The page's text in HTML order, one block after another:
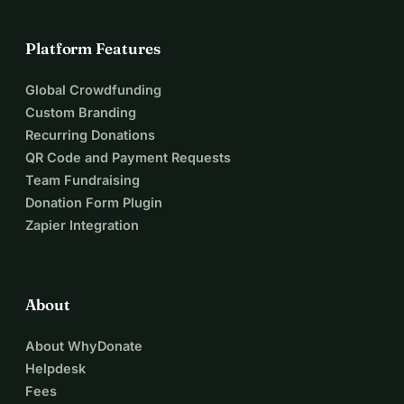
Platform Features
Global Crowdfunding
Custom Branding
Recurring Donations
QR Code and Payment Requests
Team Fundraising
Donation Form Plugin
Zapier Integration
About
About WhyDonate
Helpdesk
Fees